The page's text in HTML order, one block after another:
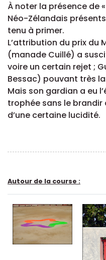
À noter la présence de
Néo-Zélandais
tenu à primer.
L’attribution du prix du
(manade Cuillé) a
voire un certain rejet ;
Bessac) pouvant très
Mais son gardian a eu
trophée sans le
d’une certaine lucidité.
Autour de la course :